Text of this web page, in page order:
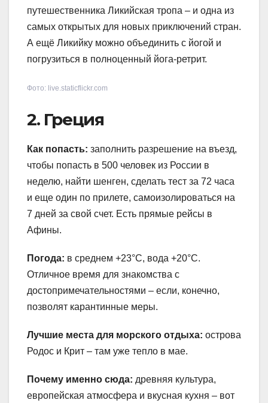
путешественника Ликийская тропа – и одна из
самых открытых для новых приключений стран.
А ещё Ликийку можно объединить с йогой и
погрузиться в полноценный йога-ретрит.
Фото: live.staticflickr.com
2. Греция
Как попасть: заполнить разрешение на въезд,
чтобы попасть в 500 человек из России в
неделю, найти шенген, сделать тест за 72 часа
и еще один по прилете, самоизолироваться на
7 дней за свой счет. Есть прямые рейсы в
Афины.
Погода: в среднем +23°С, вода +20°С.
Отличное время для знакомства с
достопримечательностями – если, конечно,
позволят карантинные меры.
Лучшие места для морского отдыха: острова
Родос и Крит – там уже тепло в мае.
Почему именно сюда: древняя культура,
европейская атмосфера и вкусная кухня – вот